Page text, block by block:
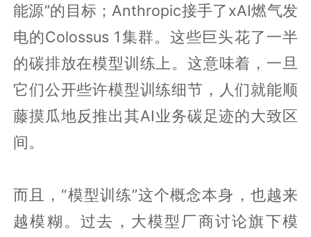
能源”的目标；Anthropic接手了xAI燃气发
电的Colossus 1集群。这些巨头花了一半
的碳排放在模型训练上。这意味着，一旦
它们公开些许模型训练细节，人们就能顺
藤摸瓜地反推出其AI业务碳足迹的大致区
间。
而且，“模型训练”这个概念本身，也越来
越模糊。过去，大模型厂商讨论旗下模